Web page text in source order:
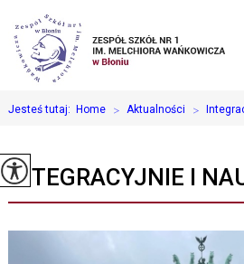
Jesteś tutaj: Home > Aktualności >
INTEGRACYJNIE I